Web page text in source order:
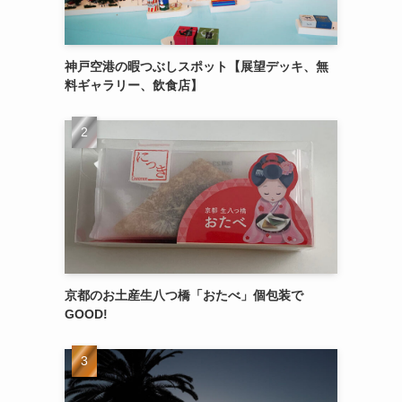
神戸空港の暇つぶしスポット【展望デッキ、無
料ギャラリー、飲食店】
京都のお土産生八つ橋「おたべ」個包装で
GOOD!